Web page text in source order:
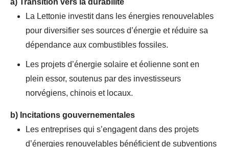
a) Transition vers la durabilité
La Lettonie investit dans les énergies renouvelables
pour diversifier ses sources d’énergie et réduire sa
dépendance aux combustibles fossiles.
Les projets d’énergie solaire et éolienne sont en
plein essor, soutenus par des investisseurs
norvégiens, chinois et locaux.
b) Incitations gouvernementales
Les entreprises qui s’engagent dans des projets
d’énergies renouvelables bénéficient de subventions